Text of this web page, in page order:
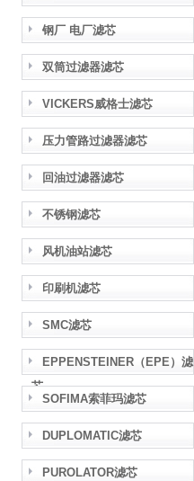
钢厂 电厂滤芯
双筒过滤器滤芯
VICKERS威格士滤芯
压力管路过滤器滤芯
回油过滤器滤芯
不锈钢滤芯
风机油站滤芯
印刷机滤芯
SMC滤芯
EPPENSTEINER（EPE）滤
芯
SOFIMA索菲玛滤芯
DUPLOMATIC滤芯
PUROLATOR滤芯